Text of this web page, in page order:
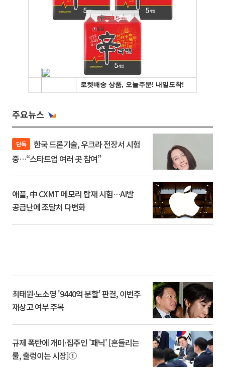
주요뉴스
단독
중…“스타트업 여러 곳 참여”
애플, 中 CXMT 메모리 탑재 시험…AI발
공급난에 조달처 다변화
최태원·노소영 '9440억 분할' 판결, 이번주
재상고 여부 주목
규제 폭탄에 개미·집주인 '패닉' [흔들리는
룰, 출렁이는 시장]①